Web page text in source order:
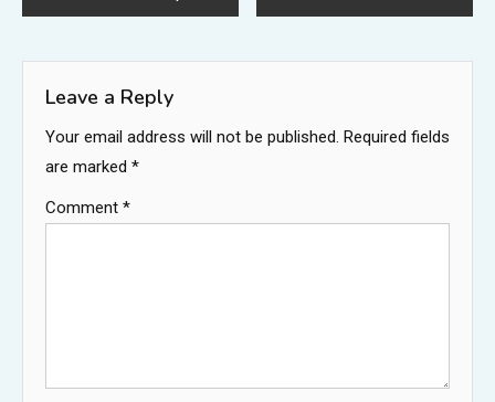
Leave a Reply
Your email address will not be published. Required fields
are marked *
Comment *